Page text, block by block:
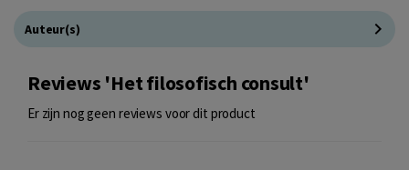
Auteur(s)
Reviews 'Het filosofisch consult'
Er zijn nog geen reviews voor dit product